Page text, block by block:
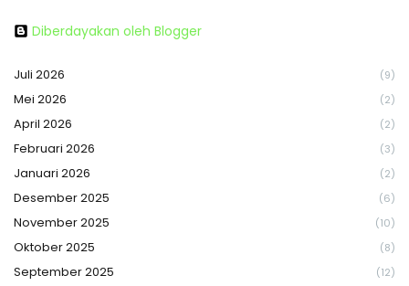
Diberdayakan oleh Blogger
Juli 2026 (9)
Mei 2026 (2)
April 2026 (2)
Februari 2026 (3)
Januari 2026 (2)
Desember 2025 (6)
November 2025 (10)
Oktober 2025 (8)
September 2025 (12)